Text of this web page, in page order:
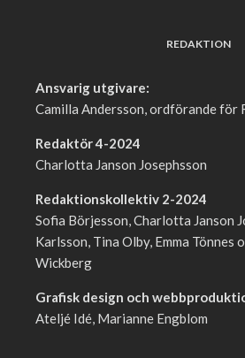
REDAKTION
Ansvarig utgivare:
Camilla Andersson, ordförande för
Redaktör 4-2024
Charlotta Janson Josephsson
Redaktionskollektiv 2-2024
Sofia Börjesson, Charlotta Janson
Karlsson, Tina Olby, Emma Tönnes
Wickberg
Grafisk design och
Ateljé Idé, Marianne Engblom